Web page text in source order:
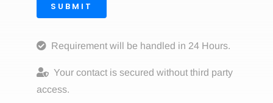
SUBMIT
Requirement will be handled in 24 Hours.
Your contact is secured without third party
access.